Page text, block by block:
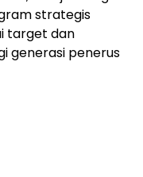
strategis
target dan
generasi penerus